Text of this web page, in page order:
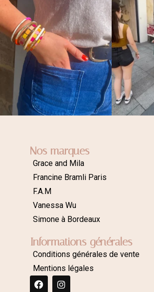
Nos marques
Grace and Mila
Francine Bramli Paris
F.A.M
Vanessa Wu
Simone à Bordeaux
Informations générales
Conditions générales de vente
Mentions légales